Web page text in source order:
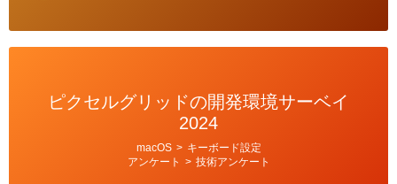
ピクセルグリッドの開発環境サーベイ
2024
macOS > キーボード設定
アンケート > 技術アンケート